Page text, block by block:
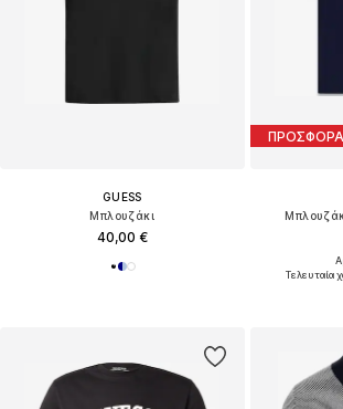
GUESS
Μπλουζάκι
40,00 €
ΠΡΟΣΦΟΡΑ
Τελευταία